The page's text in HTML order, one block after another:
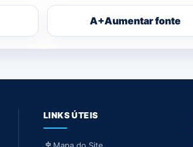
A+Aumentar fonte
LINKS ÚTEIS